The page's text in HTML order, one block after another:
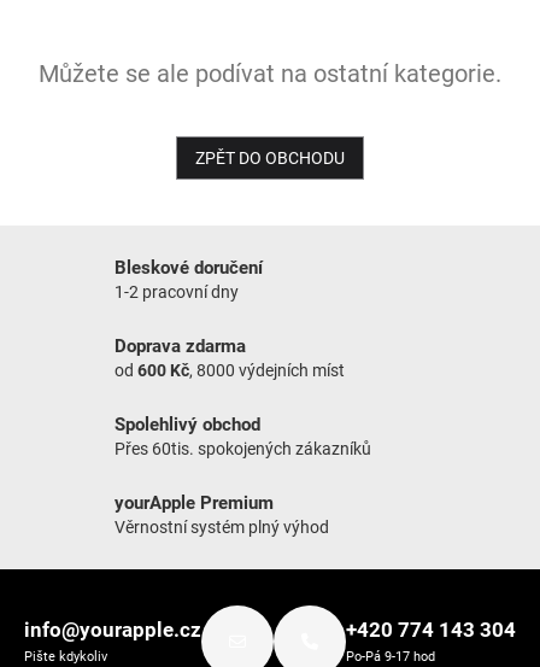
Můžete se ale podívat na ostatní kategorie.
ZPĚT DO OBCHODU
Bleskové doručení
1-2 pracovní dny
Doprava zdarma
od 600 Kč, 8000 výdejních míst
Spolehlivý obchod
Přes 60tis. spokojených zákazníků
yourApple Premium
Věrnostní systém plný výhod
info@yourapple.cz
Pište kdykoliv
+420 774 143 304
Po-Pá 9-17 hod